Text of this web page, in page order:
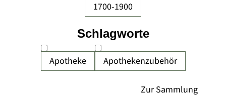
1700-1900
Apotheke Apothekenzubehör
Schlagworte